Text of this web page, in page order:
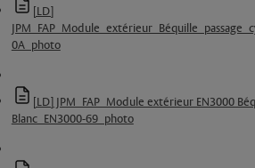
[LD]
0A_photo
[LD] JPM_FAP_Module extérieur EN3000
Blanc_EN3000-69_photo